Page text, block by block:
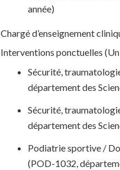
année)
Chargé d’enseignement
Interventions ponctuelles
Sécurité,
département des
Sécurité,
département des
Podiatrie sportive /
(POD-1032,